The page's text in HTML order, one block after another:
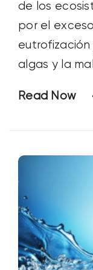
de los
por el
algas y la
causa la
Read Now